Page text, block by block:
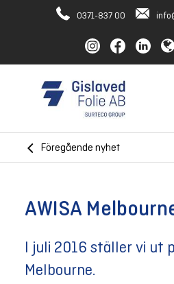
0371-837 00
Föregående nyhet
AWISA
I juli 2016 ställer vi ut
Melbourne.